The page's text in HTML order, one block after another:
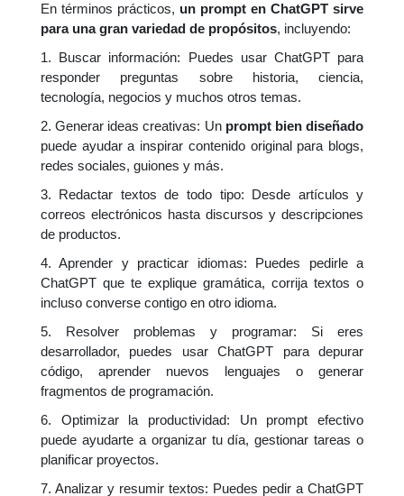
En términos prácticos, un prompt en ChatGPT sirve
para una gran variedad de propósitos, incluyendo:
1. Buscar información: Puedes usar ChatGPT para
responder preguntas sobre historia, ciencia,
tecnología, negocios y muchos otros temas.
2. Generar ideas creativas: Un prompt bien diseñado
puede ayudar a inspirar contenido original para blogs,
redes sociales, guiones y más.
3. Redactar textos de todo tipo: Desde artículos y
correos electrónicos hasta discursos y descripciones
de productos.
4. Aprender y practicar idiomas: Puedes pedirle a
ChatGPT que te explique gramática, corrija textos o
incluso converse contigo en otro idioma.
5. Resolver problemas y programar: Si eres
desarrollador, puedes usar ChatGPT para depurar
código, aprender nuevos lenguajes o generar
fragmentos de programación.
6. Optimizar la productividad: Un prompt efectivo
puede ayudarte a organizar tu día, gestionar tareas o
planificar proyectos.
7. Analizar y resumir textos: Puedes pedir a ChatGPT